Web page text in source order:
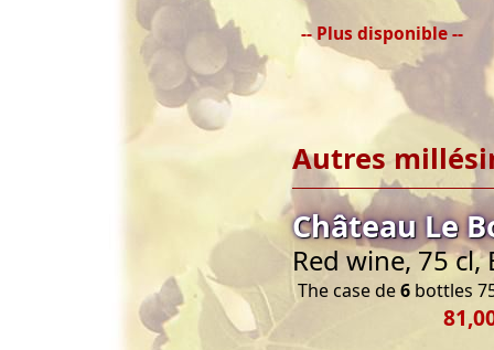
-- Plus disponible --
Autres
Château Le
Red wine, 75 cl,
The case de6 bottles